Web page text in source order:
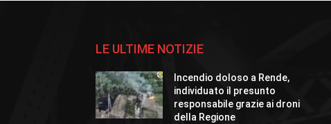
LE ULTIME NOTIZIE
Incendio doloso a Rende,
individuato il presunto
responsabile grazie ai droni
della Regione